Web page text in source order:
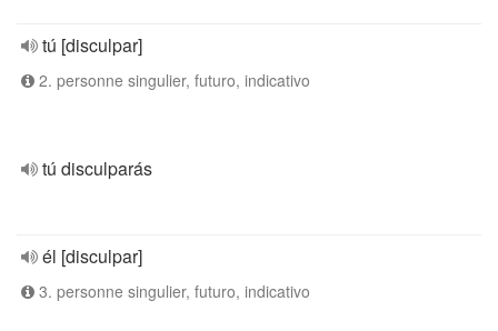
tú [disculpar]
2. personne singulier, futuro, indicativo
tú disculparás
él [disculpar]
3. personne singulier, futuro, indicativo